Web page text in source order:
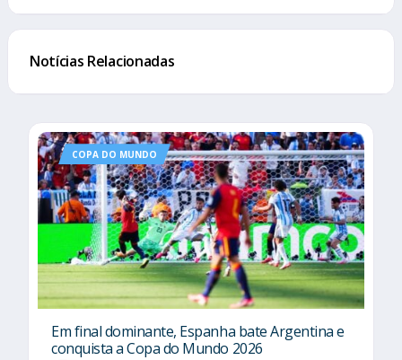
Notícias Relacionadas
COPA DO MUNDO
Em final dominante, Espanha bate Argentina e
conquista a Copa do Mundo 2026